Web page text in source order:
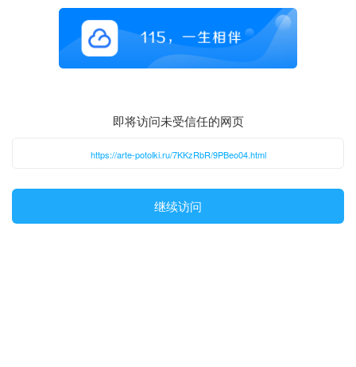
即将访问未受信任的网页
https://arte-potolki.ru/7KKzRbR/9PBeo04.html
继续访问